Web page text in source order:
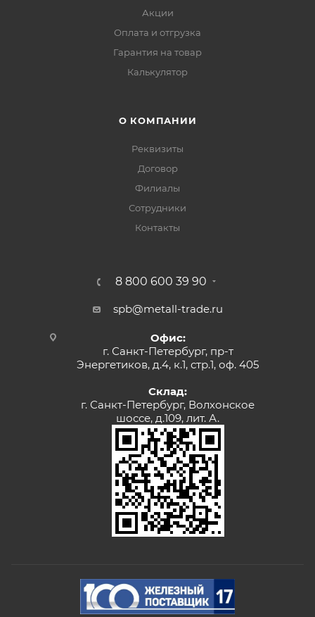
Акции
Оплата и отгрузка
Гарантия на товар
Калькулятор
О КОМПАНИИ
Реквизиты
Договор
Филиалы
Сотрудники
Контакты
8 800 600 39 90
spb@metall-trade.ru
Офис:
г. Санкт-Петербург, пр-т
Энергетиков, д.4, к.1, стр.1, оф. 405
Склад:
г. Санкт-Петербург, Волхонское
шоссе, д.109, лит. А.